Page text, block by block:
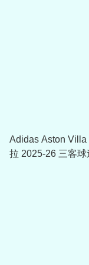
Adidas Aston Villa
拉 2025-26 三客球